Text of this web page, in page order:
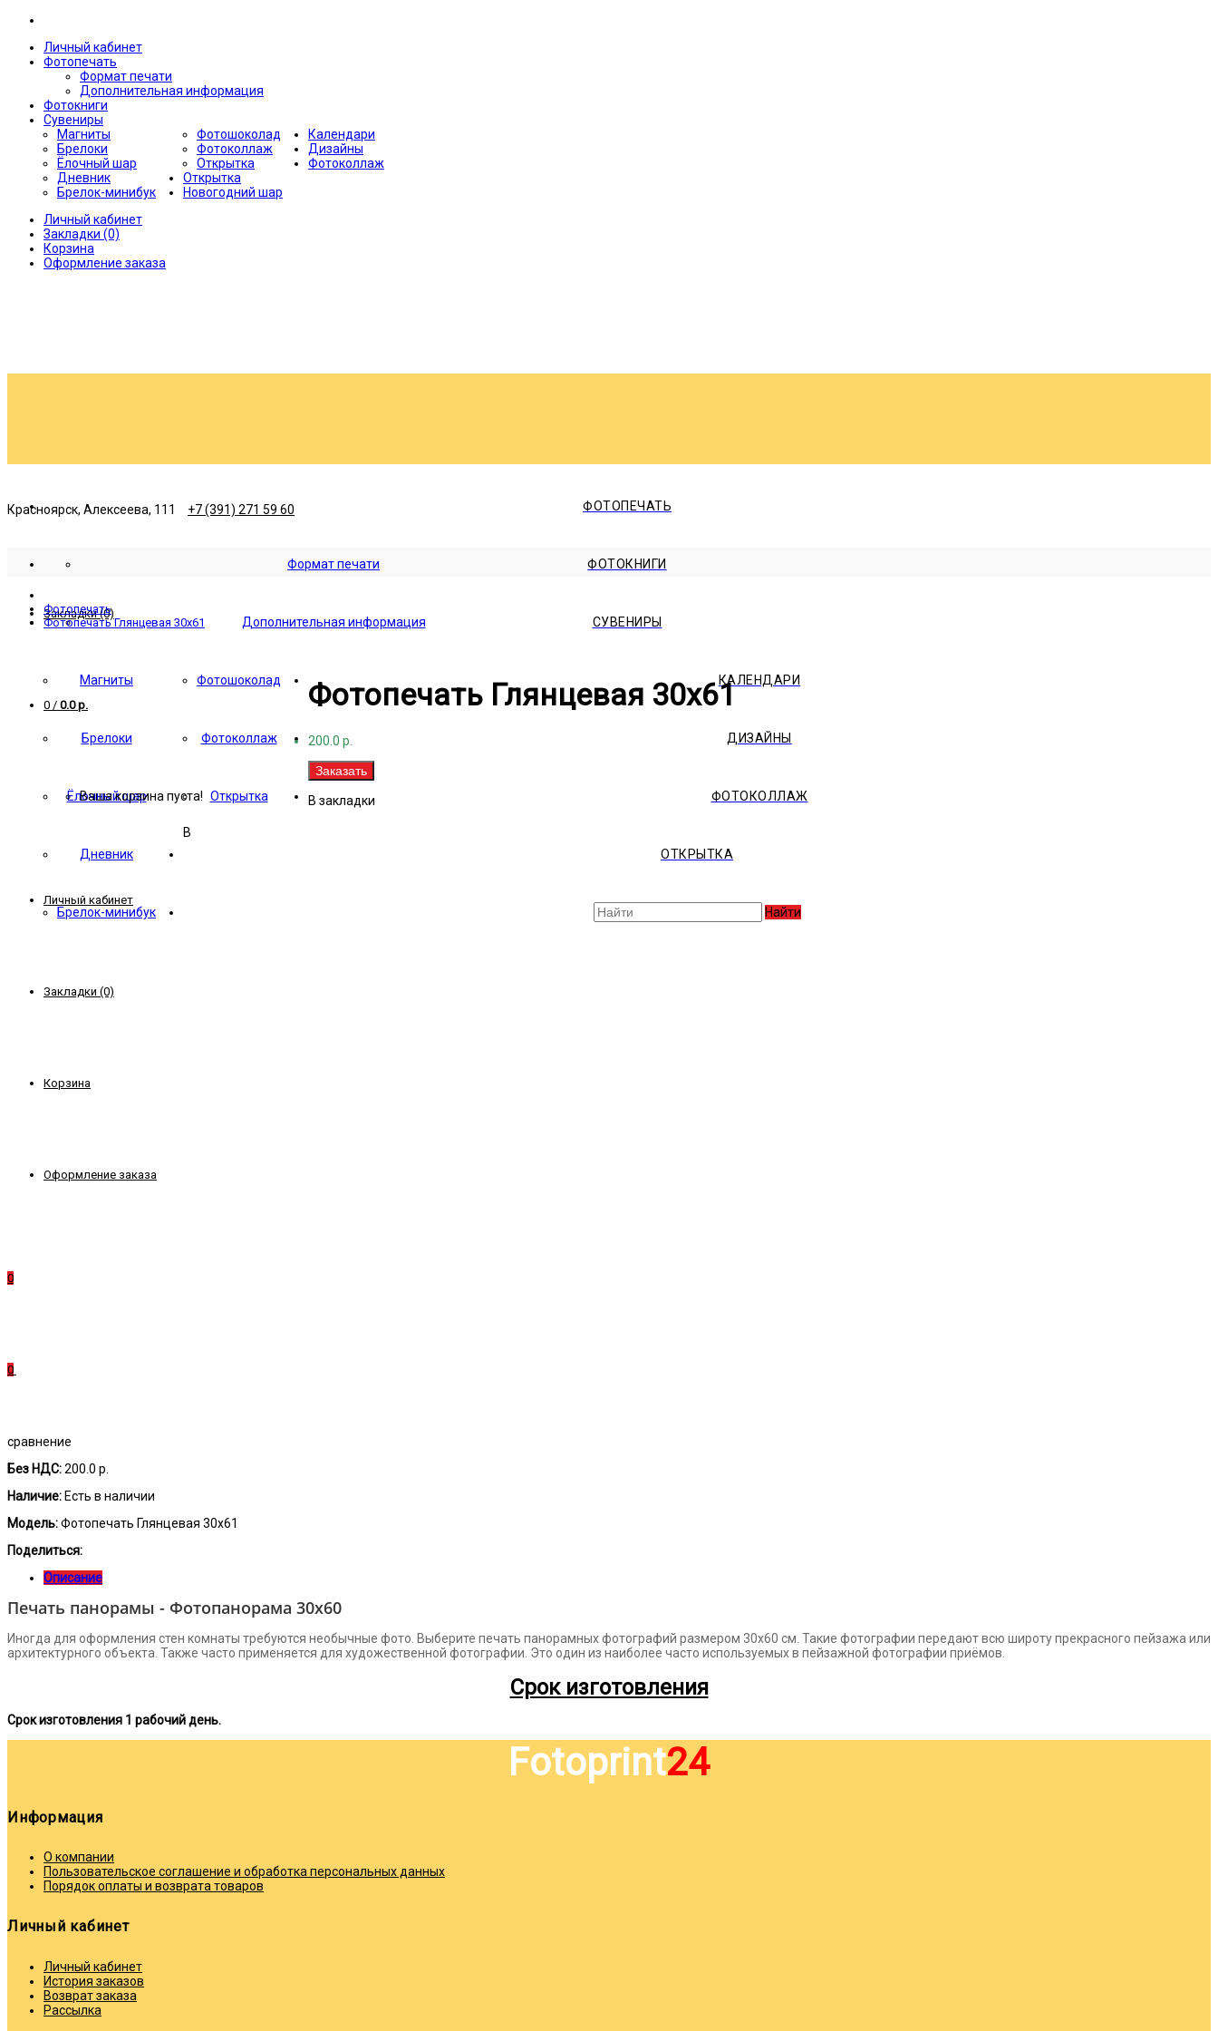
Личный кабинет
Фотопечать
Формат печати
Дополнительная информация
Фотокниги
Сувениры
Магниты
Брелоки
Ёлочный шар
Дневник
Брелок-минибук
Фотошоколад
Фотоколлаж
Открытка
Календари
Дизайны
Фотоколлаж
Открытка
Новогодний шар
Личный кабинет
Закладки (0)
Корзина
Оформление заказа
Красноярск, Алексеева, 111 +7 (391) 271 59 60
Закладки (0)
0 / 0.0 р.
Ваша корзина пуста!
Личный кабинет
Закладки (0)
Корзина
Оформление заказа
0
0
ФОТОПЕЧАТЬ
Формат печати
Дополнительная информация
ФОТОКНИГИ
СУВЕНИРЫ
Магниты
Брелоки
Ёлочный шар
Дневник
Брелок-минибук
Фотошоколад
Фотоколлаж
Открытка
КАЛЕНДАРИ
ДИЗАЙНЫ
ФОТОКОЛЛАЖ
ОТКРЫТКА
Найти
Фотопечать
Фотопечать Глянцевая 30x61
Фотопечать Глянцевая 30x61
200.0 р.
Заказать
В закладки
В
сравнение
Без НДС:200.0 р.
Наличие: Есть в наличии
Модель:Фотопечать Глянцевая 30x61
Поделиться:
Описание
Печать панорамы - Фотопанорама 30х60
Иногда для оформления стен комнаты требуются необычные фото. Выберите печать панорамных фотографий размером 30х60 см. Такие фотографии передают всю широту прекрасного пейзажа или
архитектурного объекта. Также часто применяется для художественной фотографии. Это один из наиболее часто используемых в пейзажной фотографии приёмов.
Срок изготовления
Срок изготовления 1 рабочий день.
Fotoprint24
Информация
О компании
Пользовательское соглашение и обработка персональных данных
Порядок оплаты и возврата товаров
Личный кабинет
Личный кабинет
История заказов
Возврат заказа
Рассылка